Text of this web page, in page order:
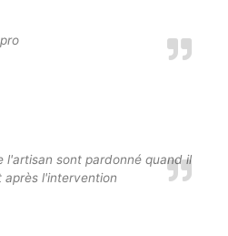
l'artisan sont pardonné quand il
l'intervention